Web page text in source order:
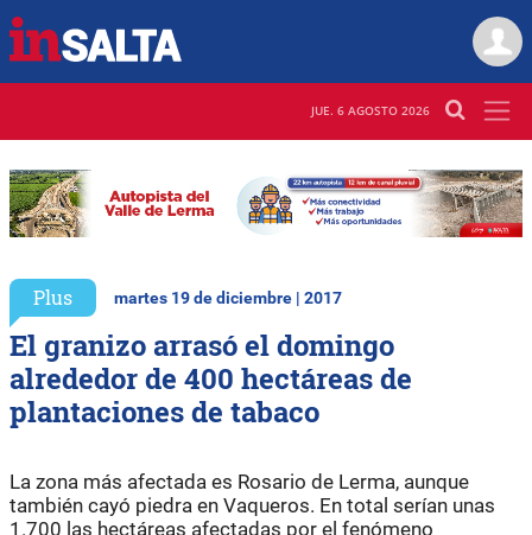
JUE. 6 AGOSTO 2026
Plus martes 19 de diciembre | 2017
El granizo arrasó el domingo
alrededor de 400 hectáreas de
plantaciones de tabaco
La zona más afectada es Rosario de Lerma, aunque
también cayó piedra en Vaqueros. En total serían unas
1.700 las hectáreas afectadas por el fenómeno